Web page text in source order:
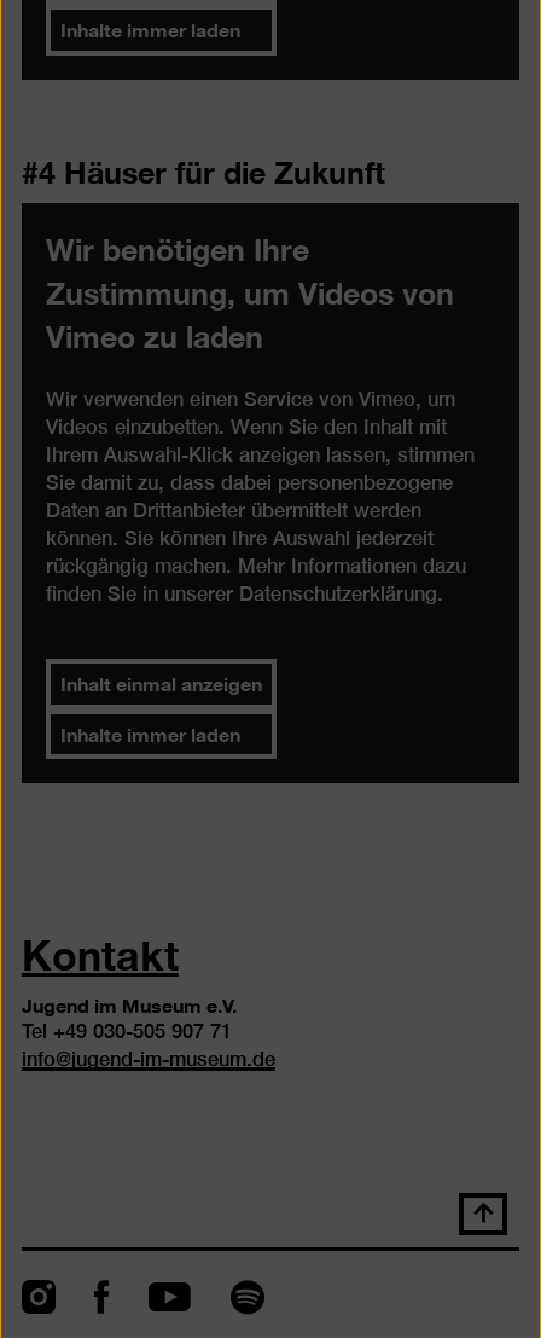
Inhalte immer laden
#4 Häuser für die Zukunft
Wir benötigen Ihre
Zustimmung, um Videos von
Vimeo zu laden
Wir verwenden einen Service von Vimeo, um
Videos einzubetten. Wenn Sie den Inhalt mit
Ihrem Auswahl-Klick anzeigen lassen, stimmen
Sie damit zu, dass dabei personenbezogene
Daten an Drittanbieter übermittelt werden
können. Sie können Ihre Auswahl jederzeit
rückgängig machen. Mehr Informationen dazu
finden Sie in unserer Datenschutzerklärung.
Inhalt einmal anzeigen
Inhalte immer laden
Kontakt
Jugend im Museum e.V.
Tel +49 030-505 907 71
info@jugend-im-museum.de
Nach
oben
InstagramFacebookYouTube Spotify